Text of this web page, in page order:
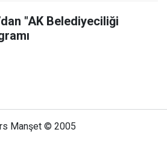
"AK Belediyeciliği
Manşet © 2005